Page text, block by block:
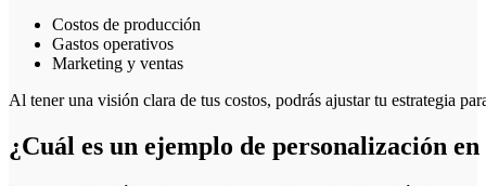
Costos de producción
Gastos operativos
Marketing y ventas
Al tener una visión clara de tus costos, podrás ajustar tu estrategia
¿Cuál es un ejemplo de personalización en